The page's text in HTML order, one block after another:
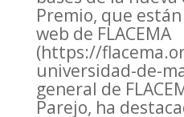
Premio, que
web de FLACEMA
(https://
universidad-de-
general de
Parejo, ha